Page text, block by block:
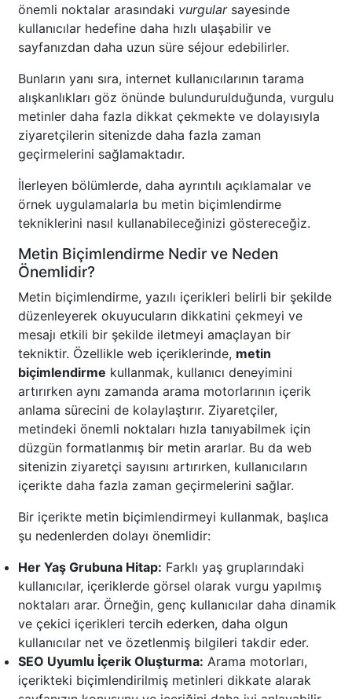
önemli noktalar arasındaki vurgularsayesinde
kullanıcılar hedefine daha hızlı ulaşabilir ve
sayfanızdan daha uzun süre séjour edebilirler.
Bunların yanı sıra, internet kullanıcılarının tarama
alışkanlıkları göz önünde bulundurulduğunda, vurgulu
metinler daha fazla dikkat çekmekte ve dolayısıyla
ziyaretçilerin sitenizde daha fazla zaman
geçirmelerini sağlamaktadır.
İlerleyen bölümlerde, daha ayrıntılı açıklamalar ve
örnek uygulamalarla bu metin biçimlendirme
tekniklerini nasıl kullanabileceğinizi göstereceğiz.
Metin Biçimlendirme Nedir ve Neden
Önemlidir?
Metin biçimlendirme, yazılı içerikleri belirli bir şekilde
düzenleyerek okuyucuların dikkatini çekmeyi ve
mesajı etkili bir şekilde iletmeyi amaçlayan bir
tekniktir. Özellikle web içeriklerinde, metin
biçimlendirme kullanmak, kullanıcı deneyimini
artırırken aynı zamanda arama motorlarının içerik
anlama sürecini de kolaylaştırır. Ziyaretçiler,
metindeki önemli noktaları hızla tanıyabilmek için
düzgün formatlanmış bir metin ararlar. Bu da web
sitenizin ziyaretçi sayısını artırırken, kullanıcıların
içerikte daha fazla zaman geçirmelerini sağlar.
Bir içerikte metin biçimlendirmeyi kullanmak, başlıca
şu nedenlerden dolayı önemlidir:
Her Yaş Grubuna Hitap: Farklı yaş gruplarındaki
kullanıcılar, içeriklerde görsel olarak vurgu yapılmış
noktaları arar. Örneğin, genç kullanıcılar daha dinamik
ve çekici içerikleri tercih ederken, daha olgun
kullanıcılar net ve özetlenmiş bilgileri takdir eder.
SEO Uyumlu İçerik Oluşturma: Arama motorları,
içerikteki biçimlendirilmiş metinleri dikkate alarak